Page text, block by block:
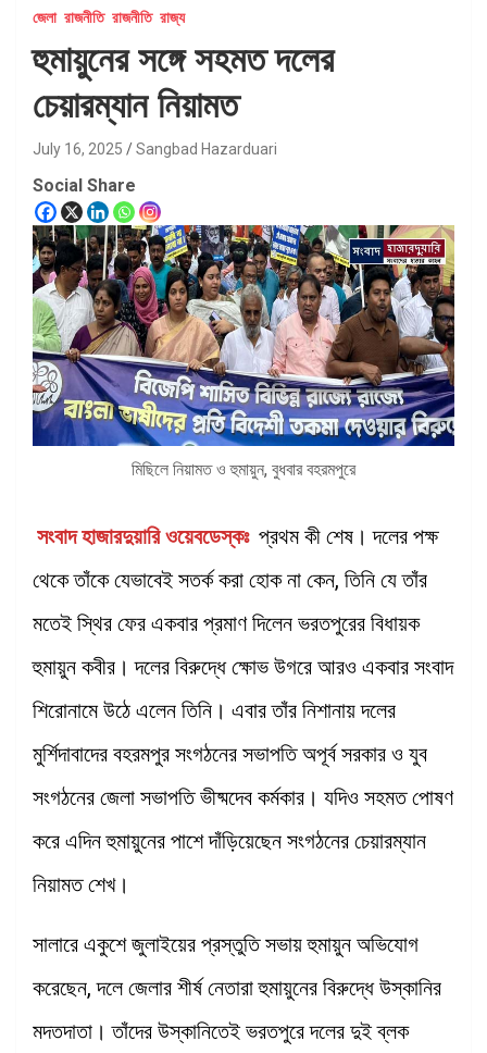
জেলা রাজনীতি রাজনীতি রাজ্য
হুমায়ুনের সঙ্গে সহমত দলের
চেয়ারম্যান নিয়ামত
July 16, 2025 Sangbad Hazarduari
Social Share
মিছিলে নিয়ামত ও হুমায়ুন, বুধবার বহরমপুরে
সংবাদ হাজারদুয়ারি ওয়েবডেস্কঃ প্রথম কী শেষ। দলের পক্ষ
থেকে তাঁকে যেভাবেই সতর্ক করা হোক না কেন, তিনি যে তাঁর
মতেই স্থির ফের একবার প্রমাণ দিলেন ভরতপুরের বিধায়ক
হুমায়ুন কবীর। দলের বিরুদ্ধে ক্ষোভ উগরে আরও একবার সংবাদ
শিরোনামে উঠে এলেন তিনি। এবার তাঁর নিশানায় দলের
মুর্শিদাবাদের বহরমপুর সংগঠনের সভাপতি অপূর্ব সরকার ও যুব
সংগঠনের জেলা সভাপতি ভীষ্মদেব কর্মকার। যদিও সহমত পোষণ
করে এদিন হুমায়ুনের পাশে দাঁড়িয়েছেন সংগঠনের চেয়ারম্যান
নিয়ামত শেখ।
সালারে একুশে জুলাইয়ের প্রস্তুতি সভায় হুমায়ুন অভিযোগ
করেছেন, দলে জেলার শীর্ষ নেতারা হুমায়ুনের বিরুদ্ধে উস্কানির
মদতদাতা। তাঁদের উস্কানিতেই ভরতপুরে দলের দুই ব্লক